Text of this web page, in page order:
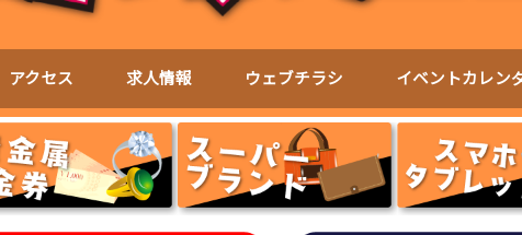
アクセス 求人情報 ウェブチラシ イベントカレン